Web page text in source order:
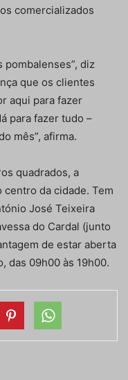
comercializados
pombalenses”, diz
que os clientes
aqui para fazer
para fazer tudo –
mês”, afirma.
quadrados, a
centro da cidade. Tem
José Teixeira
do Cardal (junto
de estar aberta
das 09h00 às 19h00.